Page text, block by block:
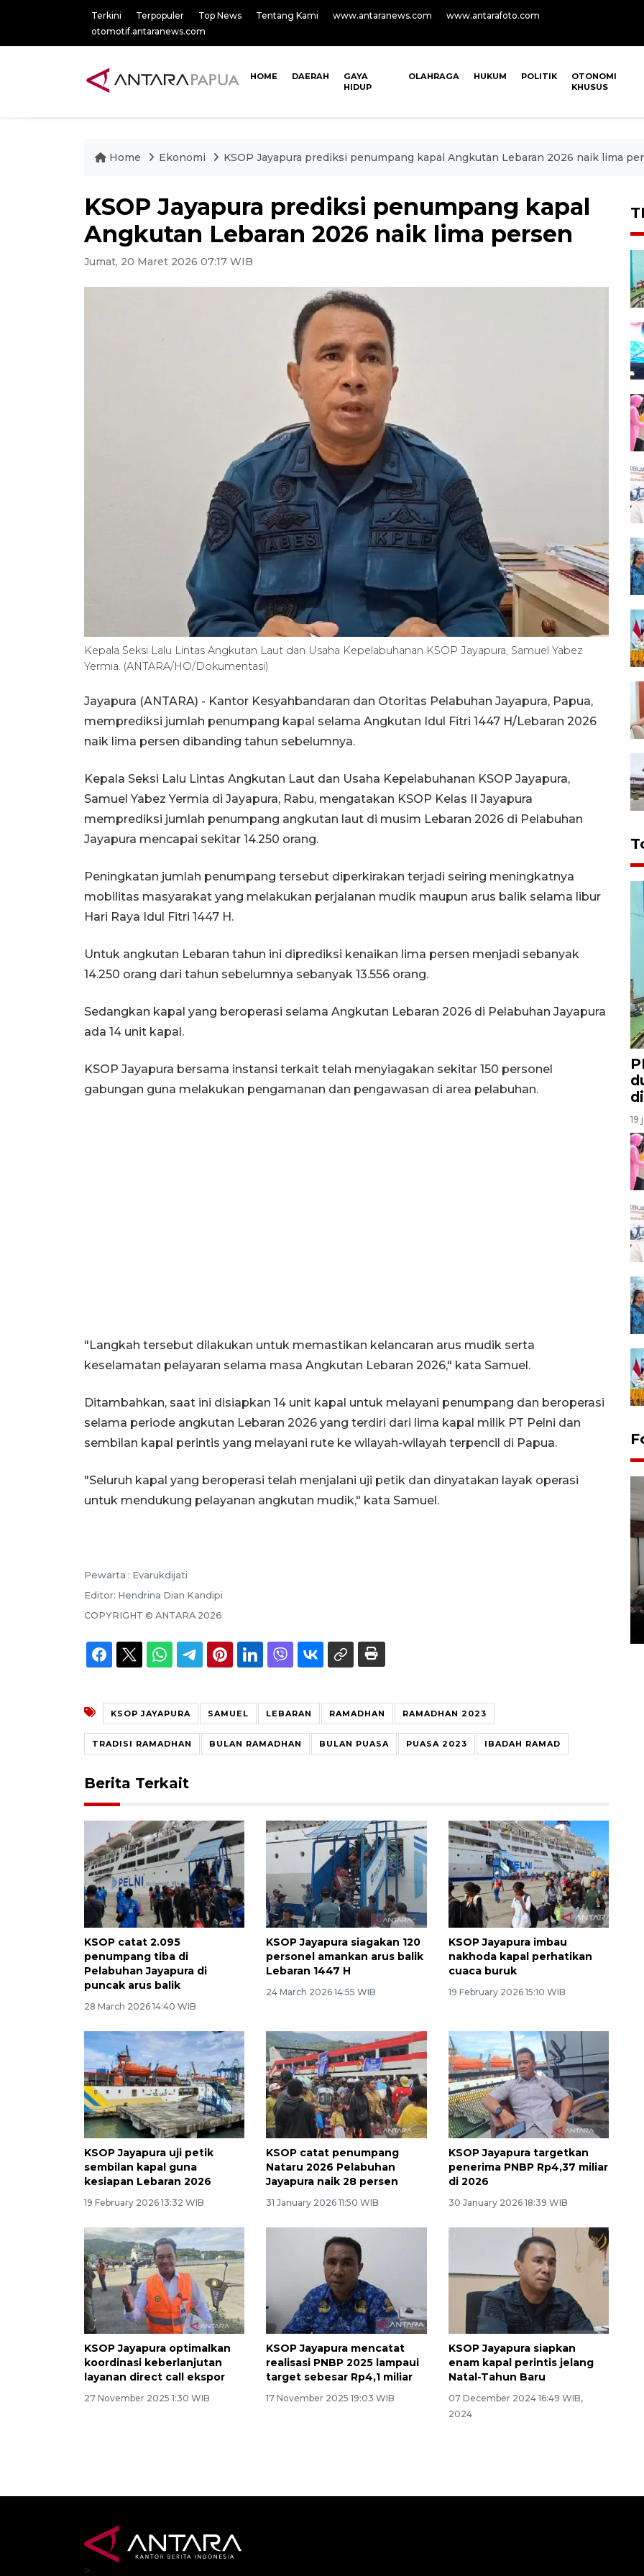
Terkini Terpopuler Top News Tentang Kami www.antaranews.com
www.antarafoto.com
otomotif.antaranews.com
HOME DAERAH
GAYA
HIDUP
OLAHRAGA HUKUM POLITIK
OTONOMI
KHUSUS
Home Ekonomi KSOP Jayapura prediksi penumpang kapal Angkutan Lebaran 2026 naik lima
KSOP Jayapura prediksi penumpang kapal
Angkutan Lebaran 2026 naik lima persen
Jumat, 20 Maret 2026 07:17 WIB
Kepala Seksi Lalu Lintas Angkutan Laut dan Usaha Kepelabuhanan KSOP Jayapura, Samuel Yabez
Yermia. (ANTARA/HO/Dokumentasi)
Jayapura (ANTARA) - Kantor Kesyahbandaran dan Otoritas Pelabuhan Jayapura, Papua,
memprediksi jumlah penumpang kapal selama Angkutan Idul Fitri 1447 H/Lebaran 2026
naik lima persen dibanding tahun sebelumnya.
Kepala Seksi Lalu Lintas Angkutan Laut dan Usaha Kepelabuhanan KSOP Jayapura,
Samuel Yabez Yermia di Jayapura, Rabu, mengatakan KSOP Kelas II Jayapura
memprediksi jumlah penumpang angkutan laut di musim Lebaran 2026 di Pelabuhan
Jayapura mencapai sekitar 14.250 orang.
Peningkatan jumlah penumpang tersebut diperkirakan terjadi seiring meningkatnya
mobilitas masyarakat yang melakukan perjalanan mudik maupun arus balik selama libur
Hari Raya Idul Fitri 1447 H.
Untuk angkutan Lebaran tahun ini diprediksi kenaikan lima persen menjadi sebanyak
14.250 orang dari tahun sebelumnya sebanyak 13.556 orang.
Sedangkan kapal yang beroperasi selama Angkutan Lebaran 2026 di Pelabuhan Jayapura
ada 14 unit kapal.
KSOP Jayapura bersama instansi terkait telah menyiagakan sekitar 150 personel
gabungan guna melakukan pengamanan dan pengawasan di area pelabuhan.
"Langkah tersebut dilakukan untuk memastikan kelancaran arus mudik serta
keselamatan pelayaran selama masa Angkutan Lebaran 2026," kata Samuel.
Ditambahkan, saat ini disiapkan 14 unit kapal untuk melayani penumpang dan beroperasi
selama periode angkutan Lebaran 2026 yang terdiri dari lima kapal milik PT Pelni dan
sembilan kapal perintis yang melayani rute ke wilayah-wilayah terpencil di Papua.
"Seluruh kapal yang beroperasi telah menjalani uji petik dan dinyatakan layak operasi
untuk mendukung pelayanan angkutan mudik," kata Samuel.
Pewarta : Evarukdijati
Editor: Hendrina Dian Kandipi
COPYRIGHT © ANTARA 2026
KSOP JAYAPURA SAMUEL LEBARAN RAMADHAN RAMADHAN 2023
TRADISI RAMADHAN BULAN RAMADHAN BULAN PUASA PUASA 2023 IBADAH RAMAD
Berita Terkait
KSOP catat 2.095
penumpang tiba di
Pelabuhan Jayapura di
puncak arus balik
28 March 2026 14:40 WIB
KSOP Jayapura siagakan 120
personel amankan arus balik
Lebaran 1447 H
24 March 2026 14:55 WIB
KSOP Jayapura imbau
nakhoda kapal perhatikan
cuaca buruk
19 February 2026 15:10 WIB
KSOP Jayapura uji petik
sembilan kapal guna
kesiapan Lebaran 2026
19 February 2026 13:32 WIB
KSOP catat penumpang
Nataru 2026 Pelabuhan
Jayapura naik 28 persen
31 January 2026 11:50 WIB
KSOP Jayapura targetkan
penerima PNBP Rp4,37 miliar
di 2026
30 January 2026 18:39 WIB
KSOP Jayapura optimalkan
koordinasi keberlanjutan
layanan direct call ekspor
27 November 2025 1:30 WIB
KSOP Jayapura mencatat
realisasi PNBP 2025 lampaui
target sebesar Rp4,1 miliar
17 November 2025 19:03 WIB
KSOP Jayapura siapkan
enam kapal perintis jelang
Natal-Tahun Baru
07 December 2024 16:49 WIB,
2024
19
>